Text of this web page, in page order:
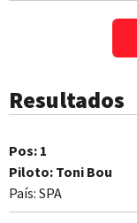
Resultados
Pos: 1
Piloto: Toni Bou
País: SPA